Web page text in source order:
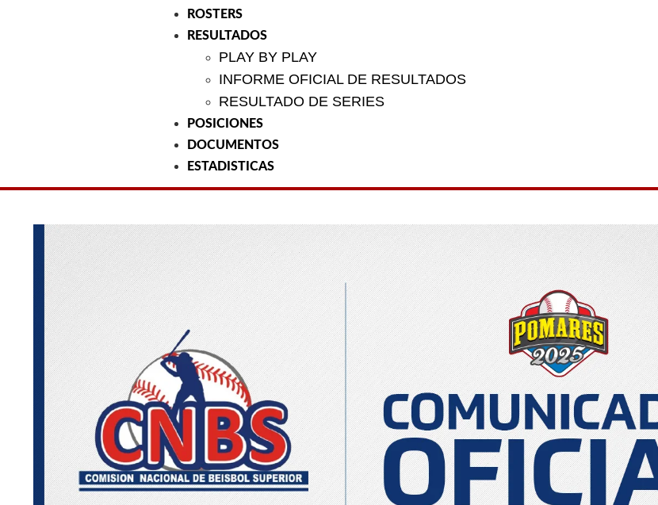
ROSTERS
RESULTADOS
PLAY BY PLAY
INFORME OFICIAL DE RESULTADOS
RESULTADO DE SERIES
POSICIONES
DOCUMENTOS
ESTADISTICAS